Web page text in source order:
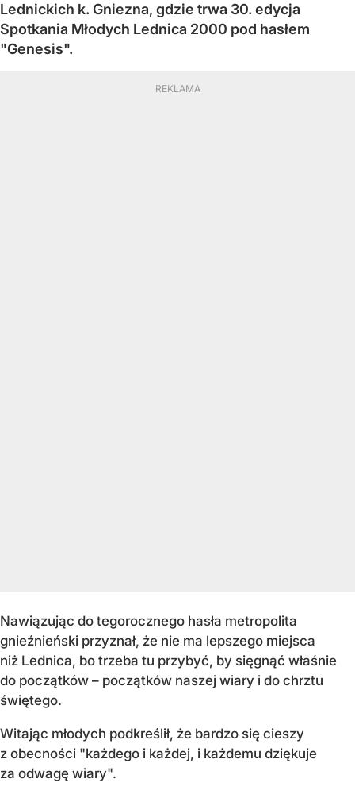
Lednickich k. Gniezna, gdzie trwa 30. edycja
Spotkania Młodych Lednica 2000 pod hasłem
"Genesis".
Nawiązując do tegorocznego hasła metropolita
gnieźnieński przyznał, że nie ma lepszego miejsca
niż Lednica, bo trzeba tu przybyć, by sięgnąć właśnie
do początków – początków naszej wiary i do chrztu
świętego.
Witając młodych podkreślił, że bardzo się cieszy
z obecności "każdego i każdej, i każdemu dziękuje
za odwagę wiary".